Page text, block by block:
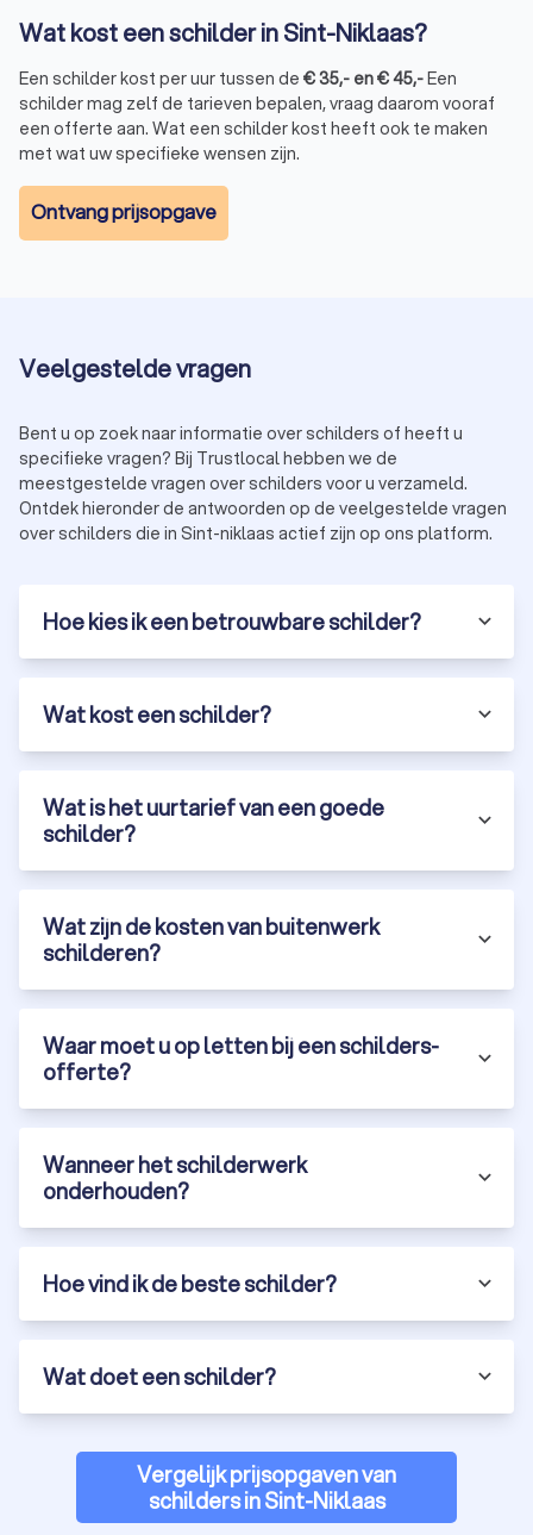
Wat kost een schilder in Sint-Niklaas?
Een schilder kost per uur tussen de €35,- en€45,-Een
schilder mag zelf de tarieven bepalen, vraag daarom vooraf
een offerte aan. Wat een schilder kost heeft ook te maken
met wat uw specifieke wensen zijn.
Ontvang prijsopgave
Veelgestelde vragen
Bent u op zoek naar informatie over schilders of heeft u
specifieke vragen? Bij Trustlocal hebben we de
meestgestelde vragen over schilders voor u verzameld.
Ontdek hieronder de antwoorden op de veelgestelde vragen
over schilders die in Sint-niklaas actief zijn op ons platform.
Hoe kies ik een betrouwbare schilder?
Wat kost een schilder?
Wat is het uurtarief van een goede
schilder?
Wat zijn de kosten van buitenwerk
schilderen?
Waar moet u op letten bij een schilders-
offerte?
Wanneer het schilderwerk
onderhouden?
Hoe vind ik de beste schilder?
Wat doet een schilder?
Vergelijk prijsopgaven van
schilders in Sint-Niklaas